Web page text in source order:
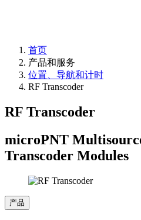
首页
产品和服务
位置、导航和计时
RF Transcoder
RF Transcoder
microPNT
Transcoder Modules
产品